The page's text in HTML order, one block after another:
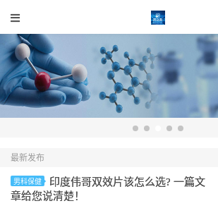
最新发布
男科保健
印度伟哥双效片该怎么选? 一篇文
章给您说清楚！